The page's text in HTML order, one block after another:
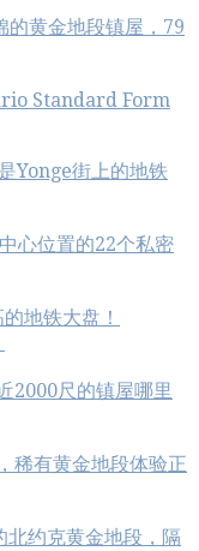
黄金地段镇屋，79
Standard Form
Yonge街上的地铁
心位置的22个私密
地铁大盘！
2000尺的镇屋哪里
稀有黄金地段体验正
北约克黄金地段，隔